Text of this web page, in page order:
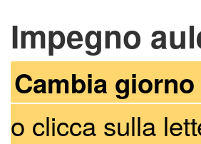
Impegno
Cambia giorno
o clicca sulla